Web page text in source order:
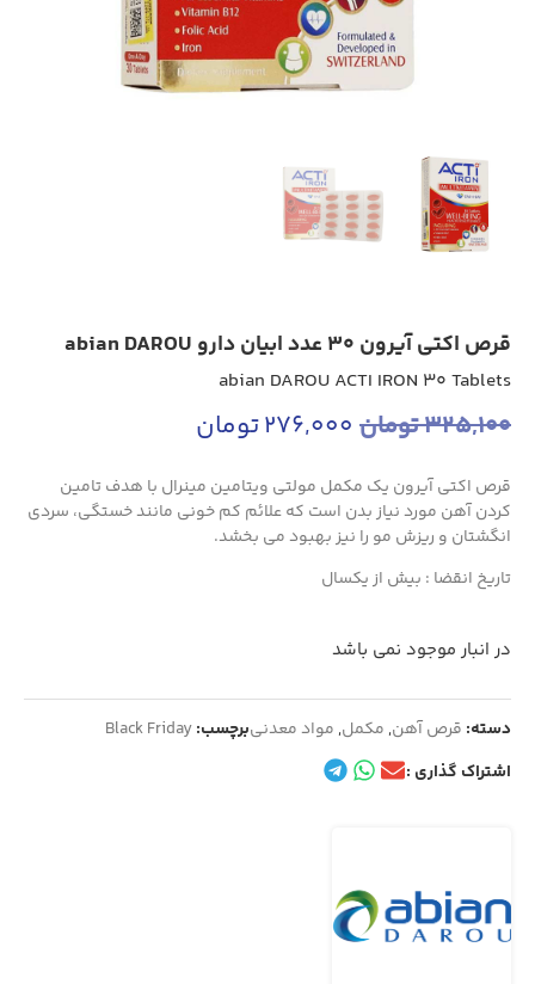
قرص اکتی آیرون ۳۰ عدد ابیان دارو abian DAROU
abian DAROU ACTI IRON ۳۰ Tablets
325,100تومان 276,000تومان
قرص اکتی آیرون یک مکمل مولتی ویتامین مینرال با هدف تامین
کردن آهن مورد نیاز بدن است که علائم کم خونی مانند خستگی، سردی
انگشتان و ریزش مو را نیز بهبود می بخشد.
تاریخ انقضا : بیش از یکسال
در انبار موجود نمی باشد
دسته: قرص آهن,مکمل,مواد معدنیبرچسب:Black Friday
اشتراک گذاری :